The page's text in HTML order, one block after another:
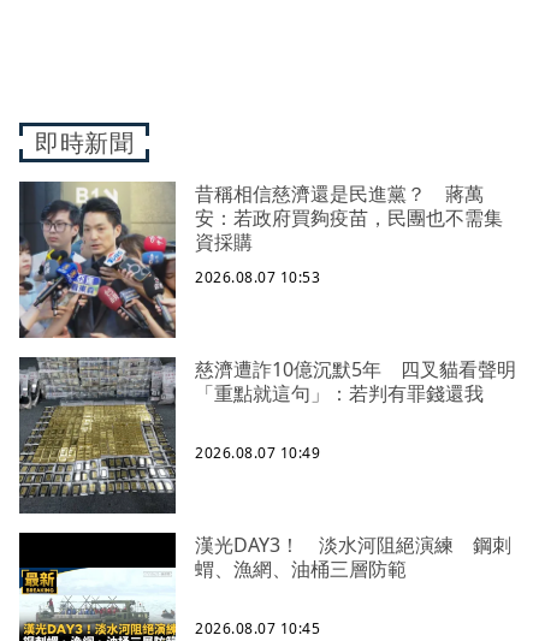
即時新聞
昔稱相信慈濟還是民進黨？ 蔣萬
安：若政府買夠疫苗，民團也不需集
資採購
2026.08.07 10:53
慈濟遭詐10億沉默5年 四叉貓看聲明
「重點就這句」：若判有罪錢還我
2026.08.07 10:49
漢光DAY3！ 淡水河阻絕演練 鋼刺
蝟、漁網、油桶三層防範
2026.08.07 10:45